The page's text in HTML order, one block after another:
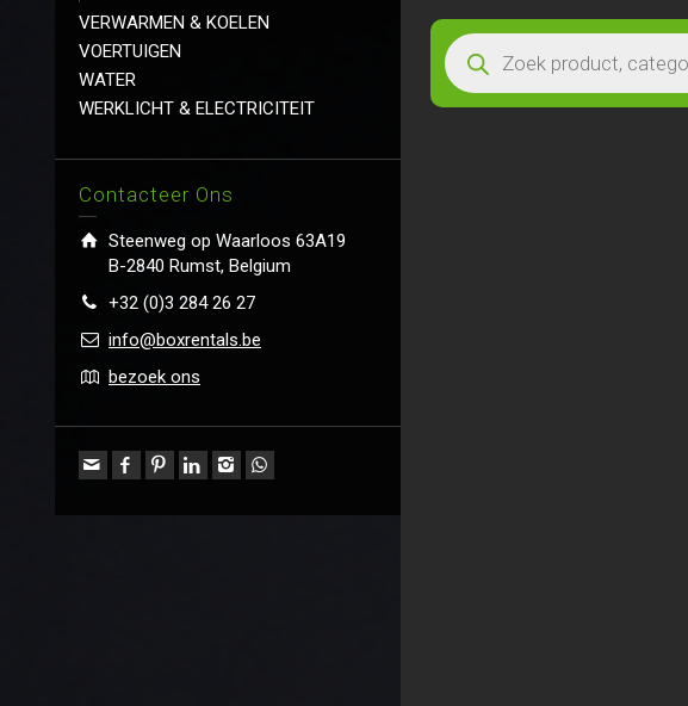
VERWARMEN & KOELEN
VOERTUIGEN
WATER
WERKLICHT & ELECTRICITEIT
Contacteer Ons
Steenweg op Waarloos 63A19
B-2840 Rumst, Belgium
+32 (0)3 284 26 27
info@boxrentals.be
bezoek ons